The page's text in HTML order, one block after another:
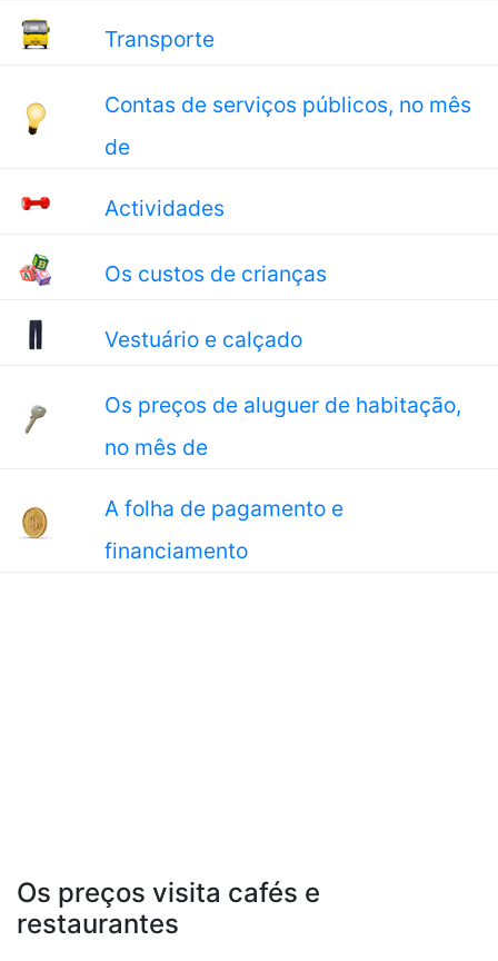
Transporte
Contas de serviços públicos, no mês
de
Actividades
Os custos de crianças
Vestuário e calçado
Os preços de aluguer de habitação,
no mês de
A folha de pagamento e
financiamento
Os preços visita cafés e
restaurantes